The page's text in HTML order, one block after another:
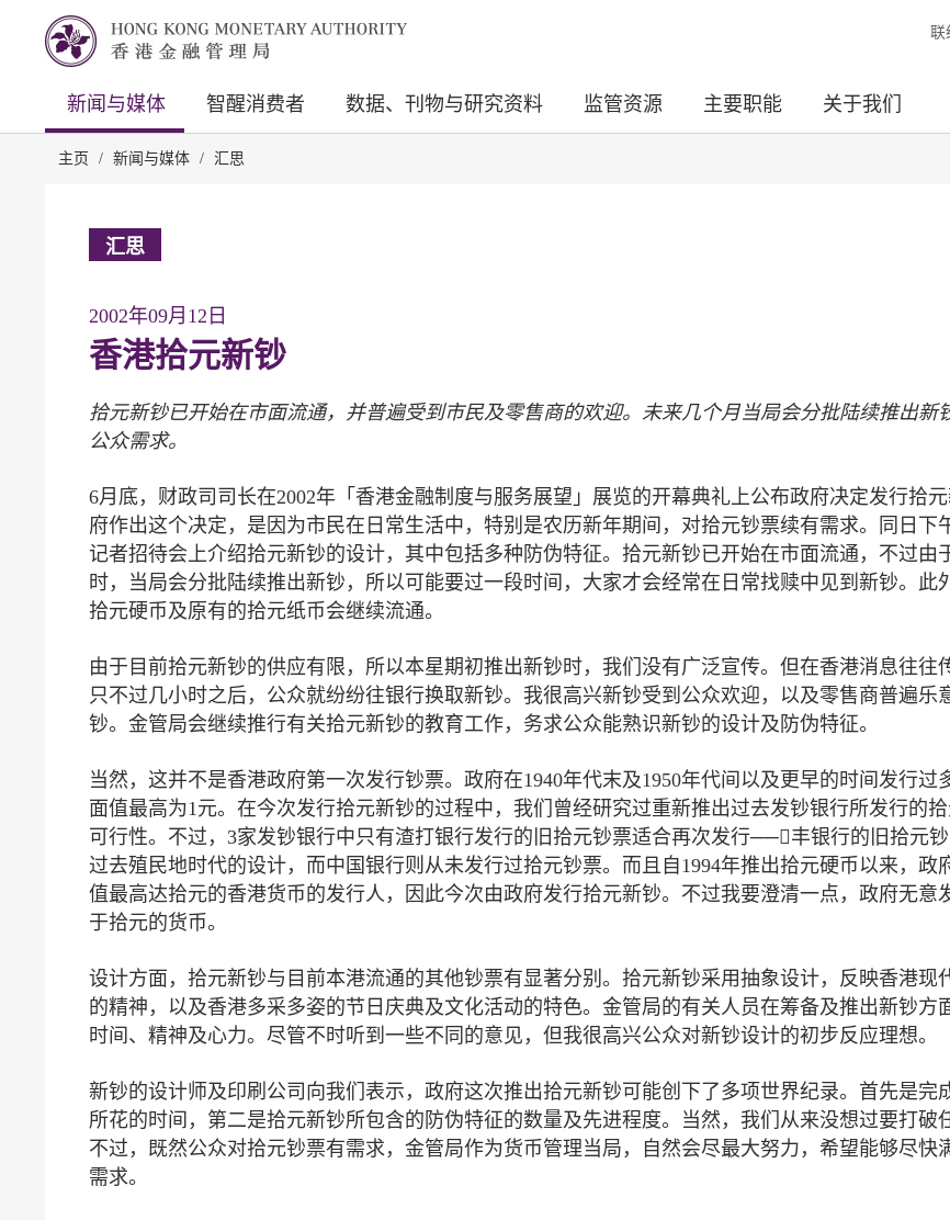
联
新闻与媒体 智醒消费者 数据、刊物与研究资料 监管资源 主要职能 关于我们
主页 / 新闻与媒体 / 汇思
汇思
2002年09月12日
香港拾元新钞
拾元新钞已开始在市面流通，并普遍受到市民及零售商的欢迎。未来几个月当局会分批陆续推出新
公众需求。
6月底，财政司司长在2002年「香港金融制度与服务展望」展览的开幕典礼上公布政府决定发行拾
府作出这个决定，是因为市民在日常生活中，特别是农历新年期间，对拾元钞票续有需求。同日下
记者招待会上介绍拾元新钞的设计，其中包括多种防伪特征。拾元新钞已开始在市面流通，不过由
时，当局会分批陆续推出新钞，所以可能要过一段时间，大家才会经常在日常找赎中见到新钞。此
拾元硬币及原有的拾元纸币会继续流通。
由于目前拾元新钞的供应有限，所以本星期初推出新钞时，我们没有广泛宣传。但在香港消息往往
只不过几小时之后，公众就纷纷往银行换取新钞。我很高兴新钞受到公众欢迎，以及零售商普遍乐
钞。金管局会继续推行有关拾元新钞的教育工作，务求公众能熟识新钞的设计及防伪特征。
当然，这并不是香港政府第一次发行钞票。政府在1940年代末及1950年代间以及更早的时间发行过
面值最高为1元。在今次发行拾元新钞的过程中，我们曾经研究过重新推出过去发钞银行所发行的
可行性。不过，3家发钞银行中只有渣打银行发行的旧拾元钞票适合再次发行──丰银行的旧拾元
过去殖民地时代的设计，而中国银行则从未发行过拾元钞票。而且自1994年推出拾元硬币以来，政
值最高达拾元的香港货币的发行人，因此今次由政府发行拾元新钞。不过我要澄清一点，政府无意
于拾元的货币。
设计方面，拾元新钞与目前本港流通的其他钞票有显著分别。拾元新钞采用抽象设计，反映香港现
的精神，以及香港多采多姿的节日庆典及文化活动的特色。金管局的有关人员在筹备及推出新钞方
时间、精神及心力。尽管不时听到一些不同的意见，但我很高兴公众对新钞设计的初步反应理想。
新钞的设计师及印刷公司向我们表示，政府这次推出拾元新钞可能创下了多项世界纪录。首先是完
所花的时间，第二是拾元新钞所包含的防伪特征的数量及先进程度。当然，我们从来没想过要打破
不过，既然公众对拾元钞票有需求，金管局作为货币管理当局，自然会尽最大努力，希望能够尽快
需求。